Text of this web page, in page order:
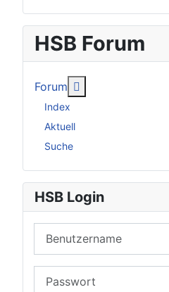
HSB Forum
Forum
Index
Aktuell
Suche
HSB Login